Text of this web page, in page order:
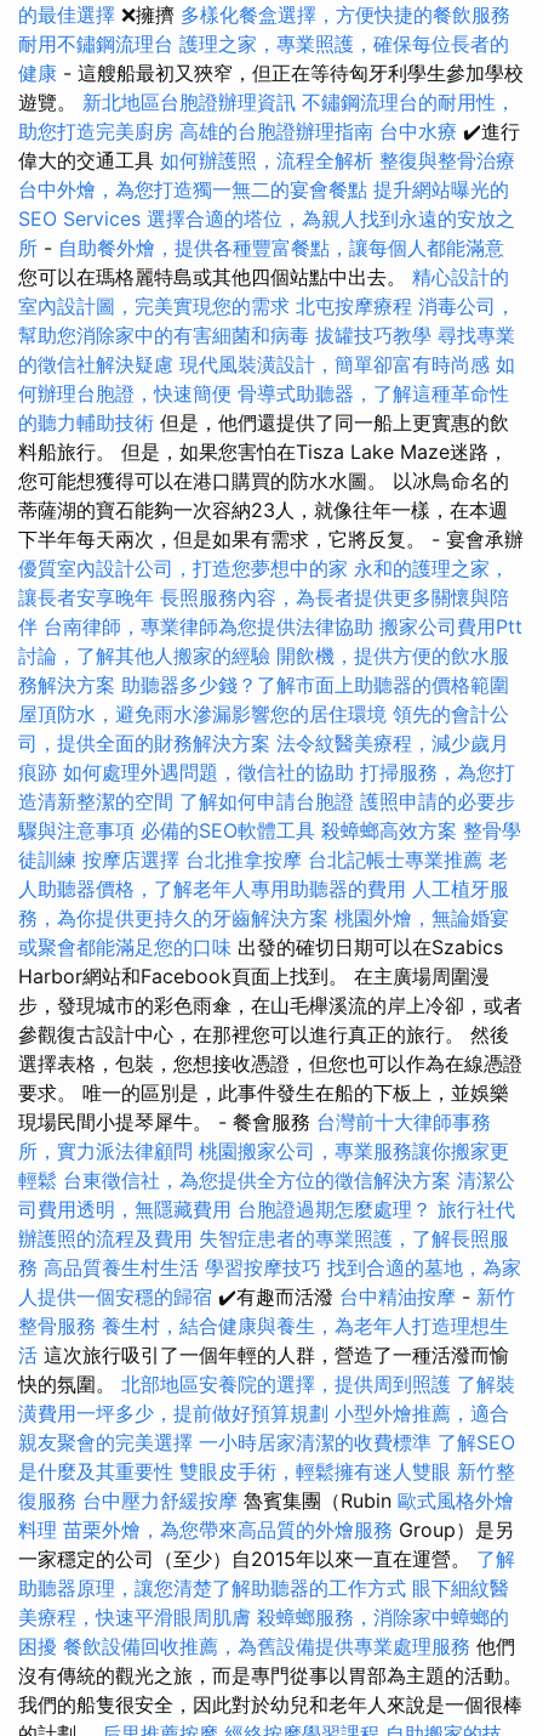
的最佳選擇 ❌擁擠 多樣化餐盒選擇，方便快捷的餐飲服務
耐用不鏽鋼流理台 護理之家，專業照護，確保每位長者的
健康 - 這艘船最初又狹窄，但正在等待匈牙利學生參加學校
遊覽。 新北地區台胞證辦理資訊 不鏽鋼流理台的耐用性，
助您打造完美廚房 高雄的台胞證辦理指南 台中水療 ✔️進行
偉大的交通工具 如何辦護照，流程全解析 整復與整骨治療
台中外燴，為您打造獨一無二的宴會餐點 提升網站曝光的
SEO Services 選擇合適的塔位，為親人找到永遠的安放之
所 - 自助餐外燴，提供各種豐富餐點，讓每個人都能滿意
您可以在瑪格麗特島或其他四個站點中出去。 精心設計的
室內設計圖，完美實現您的需求 北屯按摩療程 消毒公司，
幫助您消除家中的有害細菌和病毒 拔罐技巧教學 尋找專業
的徵信社解決疑慮 現代風裝潢設計，簡單卻富有時尚感 如
何辦理台胞證，快速簡便 骨導式助聽器，了解這種革命性
的聽力輔助技術 但是，他們還提供了同一船上更實惠的飲
料船旅行。 但是，如果您害怕在Tisza Lake Maze迷路，
您可能想獲得可以在港口購買的防水水圖。 以冰鳥命名的
蒂薩湖的寶石能夠一次容納23人，就像往年一樣，在本週
下半年每天兩次，但是如果有需求，它將反复。 - 宴會承辦
優質室內設計公司，打造您夢想中的家 永和的護理之家，
讓長者安享晚年 長照服務內容，為長者提供更多關懷與陪
伴 台南律師，專業律師為您提供法律協助 搬家公司費用Ptt
討論，了解其他人搬家的經驗 開飲機，提供方便的飲水服
務解決方案 助聽器多少錢？了解市面上助聽器的價格範圍
屋頂防水，避免雨水滲漏影響您的居住環境 領先的會計公
司，提供全面的財務解決方案 法令紋醫美療程，減少歲月
痕跡 如何處理外遇問題，徵信社的協助 打掃服務，為您打
造清新整潔的空間 了解如何申請台胞證 護照申請的必要步
驟與注意事項 必備的SEO軟體工具 殺蟑螂高效方案 整骨學
徒訓練 按摩店選擇 台北推拿按摩 台北記帳士專業推薦 老
人助聽器價格，了解老年人專用助聽器的費用 人工植牙服
務，為你提供更持久的牙齒解決方案 桃園外燴，無論婚宴
或聚會都能滿足您的口味 出發的確切日期可以在Szabics
Harbor網站和Facebook頁面上找到。 在主廣場周圍漫
步，發現城市的彩色雨傘，在山毛櫸溪流的岸上冷卻，或者
參觀復古設計中心，在那裡您可以進行真正的旅行。 然後
選擇表格，包裝，您想接收憑證，但您也可以作為在線憑證
要求。 唯一的區別是，此事件發生在船的下板上，並娛樂
現場民間小提琴犀牛。 - 餐會服務 台灣前十大律師事務
所，實力派法律顧問 桃園搬家公司，專業服務讓你搬家更
輕鬆 台東徵信社，為您提供全方位的徵信解決方案 清潔公
司費用透明，無隱藏費用 台胞證過期怎麼處理？ 旅行社代
辦護照的流程及費用 失智症患者的專業照護，了解長照服
務 高品質養生村生活 學習按摩技巧 找到合適的墓地，為家
人提供一個安穩的歸宿 ✔️有趣而活潑 台中精油按摩 - 新竹
整骨服務 養生村，結合健康與養生，為老年人打造理想生
活 這次旅行吸引了一個年輕的人群，營造了一種活潑而愉
快的氛圍。 北部地區安養院的選擇，提供周到照護 了解裝
潢費用一坪多少，提前做好預算規劃 小型外燴推薦，適合
親友聚會的完美選擇 一小時居家清潔的收費標準 了解SEO
是什麼及其重要性 雙眼皮手術，輕鬆擁有迷人雙眼 新竹整
復服務 台中壓力舒緩按摩 魯賓集團（Rubin 歐式風格外燴
料理 苗栗外燴，為您帶來高品質的外燴服務 Group）是另
一家穩定的公司（至少）自2015年以來一直在運營。 了解
助聽器原理，讓您清楚了解助聽器的工作方式 眼下細紋醫
美療程，快速平滑眼周肌膚 殺蟑螂服務，消除家中蟑螂的
困擾 餐飲設備回收推薦，為舊設備提供專業處理服務 他們
沒有傳統的觀光之旅，而是專門從事以胃部為主題的活動。
我們的船隻很安全，因此對於幼兒和老年人來說是一個很棒